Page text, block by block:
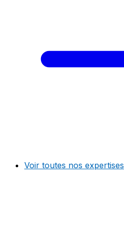
Voir toutes nos expertises